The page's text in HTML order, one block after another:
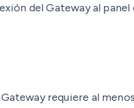
del Gateway al
requiere al